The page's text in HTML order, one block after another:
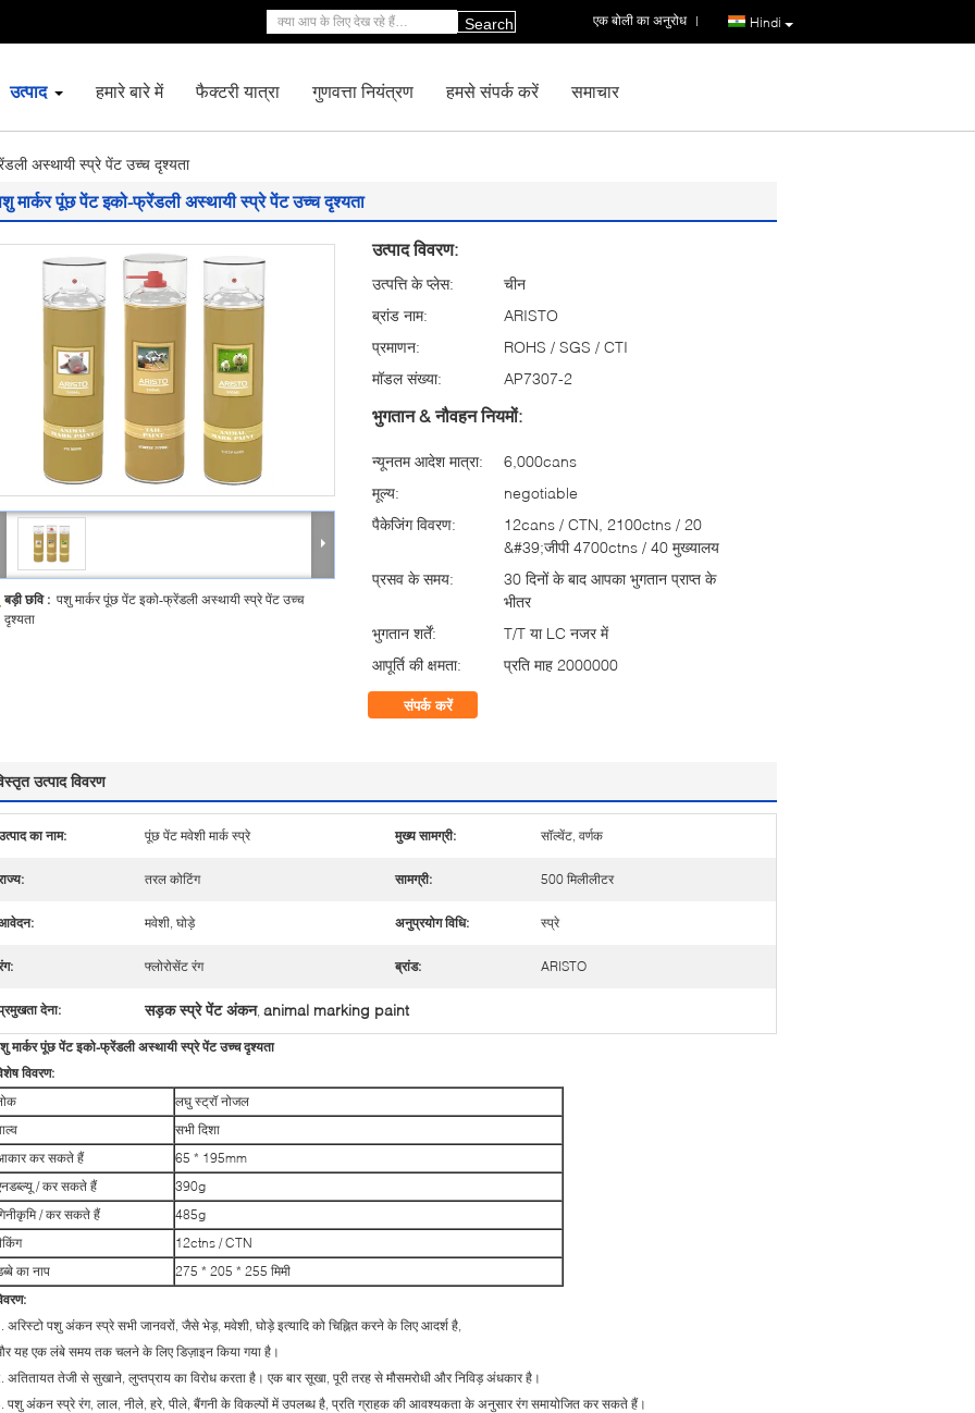
Hindi
एक बोली का अनुरोध |
Search
उत्पाद हमारे बारे में फैक्टरी यात्रा गुणवत्ता नियंत्रण हमसे संपर्क करें समाचार
अस्थायी स्प्रे पेंट उच्च दृश्यता
मार्कर पूंछ पेंट इको-फ्रेंडली अस्थायी स्प्रे पेंट उच्च दृश्यता
बड़ी छवि : पशु मार्कर पूंछ पेंट इको-फ्रेंडली अस्थायी स्प्रे पेंट उच्च
दृश्यता
उत्पाद विवरण:
उत्पत्ति के प्लेस:
चीन
ब्रांड नाम:
ARISTO
प्रमाणन:
ROHS / SGS / CTI
मॉडल संख्या:
AP7307-2
भुगतान & नौवहन नियमों:
न्यूनतम आदेश मात्रा:
6,000cans
मूल्य:
negotiable
पैकेजिंग विवरण:
12cans / CTN, 2100ctns / 20
&#39;जीपी 4700ctns / 40 मुख्यालय
प्रसव के समय:
30 दिनों के बाद आपका भुगतान प्राप्त के
भीतर
भुगतान शर्तें:
T/T या LC नजर में
आपूर्ति की क्षमता:
प्रति माह 2000000
संपर्क करें
उत्पाद विवरण
का नाम: पूंछ पेंट मवेशी मार्क स्प्रे मुख्य सामग्री: सॉल्वेंट, वर्णक
तरल कोटिंग सामग्री: 500 मिलीलीटर
मवेशी, घोड़े अनुप्रयोग विधि: स्प्रे
फ्लोरोसेंट रंग ब्रांड: ARISTO
देना: सड़क स्प्रे पेंट अंकन, animal marking paint
मार्कर पूंछ पेंट इको-फ्रेंडली अस्थायी स्प्रे पेंट उच्च दृश्यता
विवरण:
लघु स्ट्रॉ नोजल
सभी दिशा
कर सकते हैं
65 * 195mm
/ कर सकते हैं
390g
/ कर सकते हैं
485g
12ctns / CTN
का नाप
275 * 205 * 255 मिमी
अरिस्टो पशु अंकन स्प्रे सभी जानवरों, जैसे भेड़, मवेशी, घोड़े इत्यादि को चिह्नित करने के लिए आदर्श है,
यह एक लंबे समय तक चलने के लिए डिज़ाइन किया गया है।
अतितायत तेजी से सुखाने, लुप्तप्राय का विरोध करता है। एक बार सूखा, पूरी तरह से मौसमरोधी और निविड़ अंधकार है।
पशु अंकन स्प्रे रंग, लाल, नीले, हरे, पीले, बैंगनी के विकल्पों में उपलब्ध है, प्रति ग्राहक की आवश्यकता के अनुसार रंग समायोजित कर सकते हैं।